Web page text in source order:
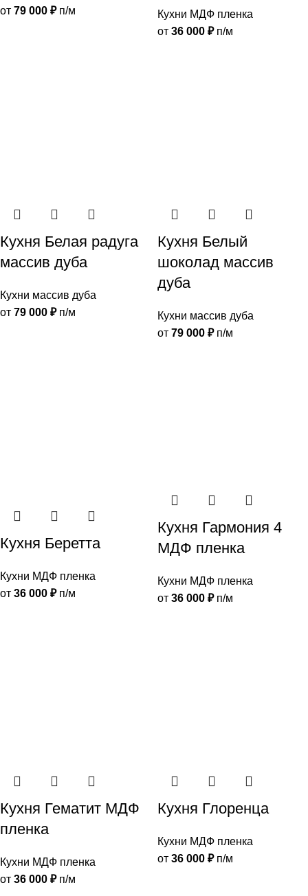
от 79 000 ₽п/м
Кухни МДФ пленка
от 36 000 ₽п/м
Кухня Белая радуга
массив дуба
Кухни массив дуба
от 79 000 ₽п/м
Кухня Белый
шоколад массив
дуба
Кухни массив дуба
от 79 000 ₽п/м
Кухня Беретта
Кухни МДФ пленка
от 36 000 ₽п/м
Кухня Гармония 4
МДФ пленка
Кухни МДФ пленка
от 36 000 ₽п/м
Кухня Гематит МДФ
пленка
Кухни МДФ пленка
от 36 000 ₽п/м
Кухня Глоренца
Кухни МДФ пленка
от 36 000 ₽п/м